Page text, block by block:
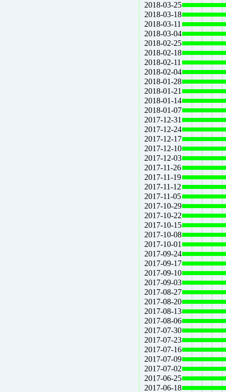
2018-03-25
2018-03-18
2018-03-11
2018-03-04
2018-02-25
2018-02-18
2018-02-11
2018-02-04
2018-01-28
2018-01-21
2018-01-14
2018-01-07
2017-12-31
2017-12-24
2017-12-17
2017-12-10
2017-12-03
2017-11-26
2017-11-19
2017-11-12
2017-11-05
2017-10-29
2017-10-22
2017-10-15
2017-10-08
2017-10-01
2017-09-24
2017-09-17
2017-09-10
2017-09-03
2017-08-27
2017-08-20
2017-08-13
2017-08-06
2017-07-30
2017-07-23
2017-07-16
2017-07-09
2017-07-02
2017-06-25
2017-06-18